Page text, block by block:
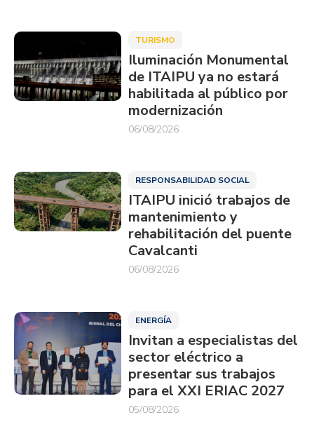
TURISMO
Iluminación Monumental
de ITAIPU ya no estará
habilitada al público por
modernización
06/08/2026
RESPONSABILIDAD SOCIAL
ITAIPU inició trabajos de
mantenimiento y
rehabilitación del puente
Cavalcanti
06/08/2026
ENERGÍA
Invitan a especialistas del
sector eléctrico a
presentar sus trabajos
para el XXI ERIAC 2027
05/08/2026